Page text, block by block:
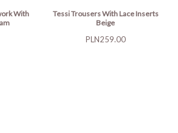
With
Tessi Trousers With Lace Inserts
Beige
Price
PLN259.00